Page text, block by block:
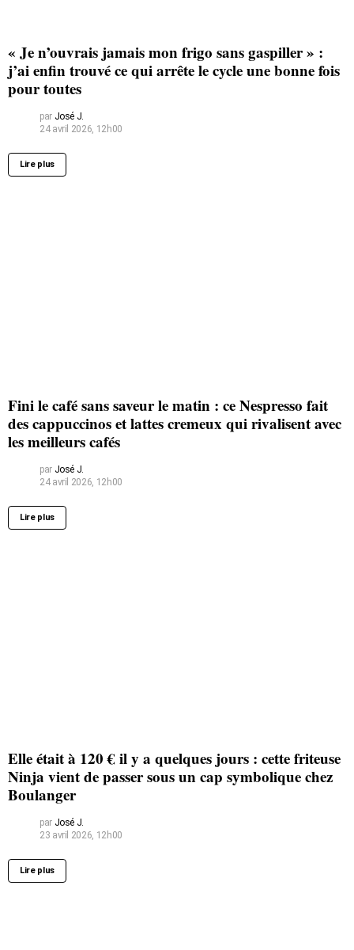
« Je n’ouvrais jamais mon frigo sans gaspiller » :
j’ai enfin trouvé ce qui arrête le cycle une bonne fois
pour toutes
par José J.
24 avril 2026, 12h00
Lire plus
Fini le café sans saveur le matin : ce Nespresso fait
des cappuccinos et lattes cremeux qui rivalisent avec
les meilleurs cafés
par José J.
24 avril 2026, 12h00
Lire plus
Elle était à 120 € il y a quelques jours : cette friteuse
Ninja vient de passer sous un cap symbolique chez
Boulanger
par José J.
23 avril 2026, 12h00
Lire plus